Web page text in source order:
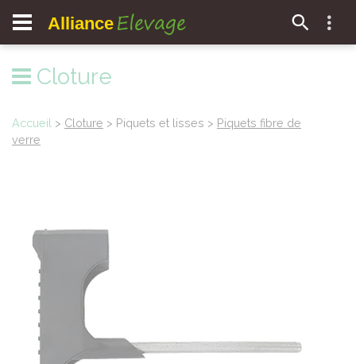
Alliance Elevage
Cloture
Accueil > Cloture > Piquets et lisses > Piquets fibre de
verre